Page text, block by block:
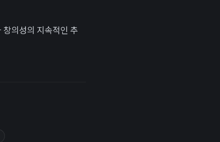
의성의 지속적인 추